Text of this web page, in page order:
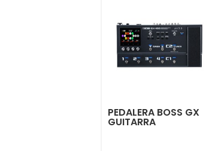
PEDALERA BOSS GX
GUITARRA